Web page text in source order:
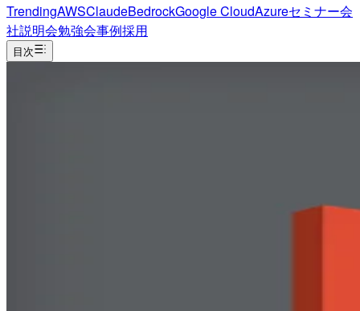
TrendingAWSClaudeBedrockGoogle CloudAzureセミナー会
社説明会勉強会事例採用
目次